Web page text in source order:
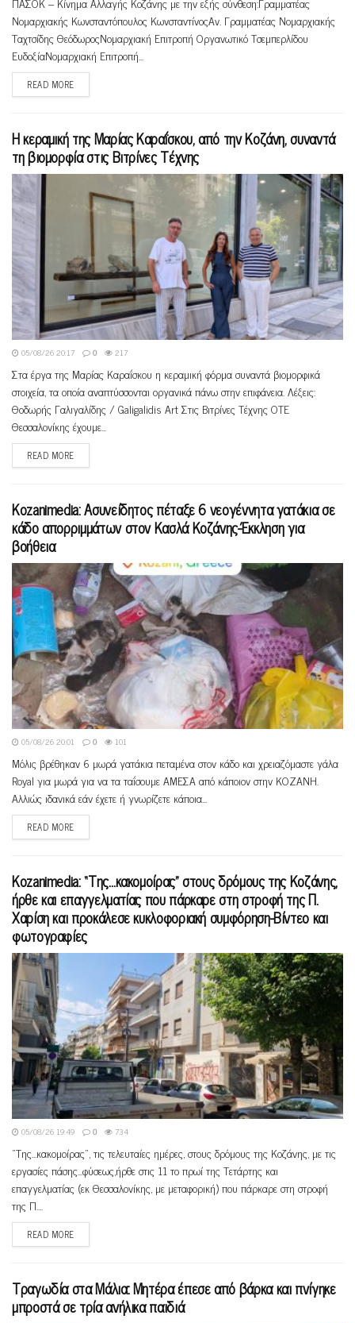
Νομαρχιακής Κωνσταντόπουλος ΚωνσταντίνοςΑν. Γραμματέας Νομαρχιακής
Ταχτσίδης ΘεόδωροςΝομαρχιακή Επιτροπή Οργανωτικό Τσεμπερλίδου
ΕυδοξίαΝομαρχιακή Επιτροπή...
READ MORE
Η κεραμική της Μαρίας Καραΐσκου, από την Κοζάνη, συναντά
τη βιομορφία στις Βιτρίνες Τέχνης
05/08/26 20:17 0 217
Στα έργα της Μαρίας Καραΐσκου η κεραμική φόρμα συναντά βιομορφικά
στοιχεία, τα οποία αναπτύσσονται οργανικά πάνω στην επιφάνεια. Λέξεις:
Θοδωρής Γαλιγαλίδης / Galigalidis Art Στις Βιτρίνες Τέχνης ΟΤΕ
Θεσσαλονίκης έχουμε...
READ MORE
Kozanimedia: Aσυνείδητος πέταξε 6 νεογέννητα γατάκια σε
κάδο απορριμμάτων στον Κασλά Κοζάνης-Έκκληση για
βοήθεια
05/08/26 20:01 0 101
Μόλις βρέθηκαν 6 μωρά γατάκια πεταμένα στον κάδο και χρειαζόμαστε γάλα
Royal για μωρά για να τα ταΐσουμε ΑΜΕΣΑ από κάποιον στην ΚΟΖΑΝΗ.
Αλλιώς ιδανικά εάν έχετε ή γνωρίζετε κάποια...
READ MORE
Kozanimedia: “Της…κακομοίρας” στους δρόμους της Κοζάνης,
ήρθε και επαγγελματίας που πάρκαρε στη στροφή της Π.
Χαρίση και προκάλεσε κυκλοφοριακή συμφόρηση-Βίντεο και
φωτογραφίες
05/08/26 19:49 0 734
"Της...κακομοίρας", τις τελευταίες ημέρες, στους δρόμους της Κοζάνης, με τις
εργασίες πάσης...φύσεως,ήρθε στις 11 το πρωί της Τετάρτης και
επαγγελματίας (εκ Θεσσαλονίκης, με μεταφορική) που πάρκαρε στη στροφή
της Π....
READ MORE
Τραγωδία στα Μάλια: Μητέρα έπεσε από βάρκα και πνίγηκε
μπροστά σε τρία ανήλικα παιδιά